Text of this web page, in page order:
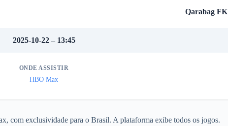
Qarabag FK
2025-10-22 – 13:45
ONDE ASSISTIR
HBO Max
com exclusividade para o Brasil. A plataforma exibe todos os jogos.